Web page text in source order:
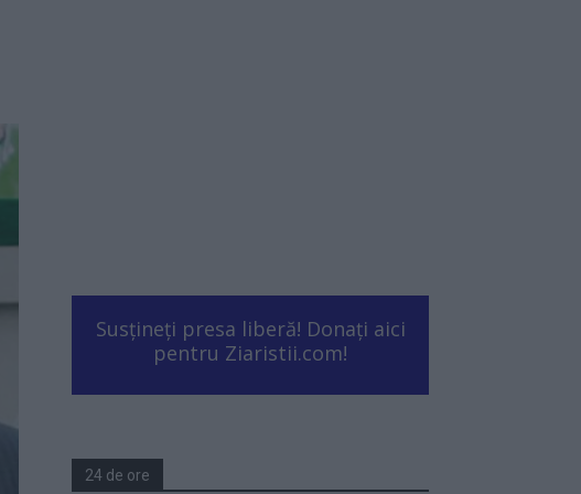
Susțineți presa liberă! Donați aici
pentru Ziaristii.com!
24 de ore